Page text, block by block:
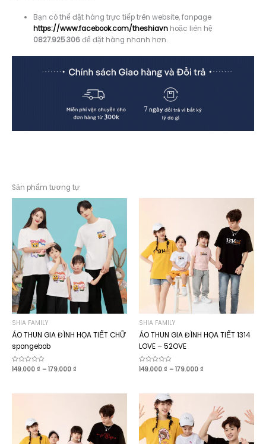
Bạn có thể đặt hàng trực tiếp trên website, fanpage
https://www.facebook.com/theshiavnhoặc liên hệ
0827.925.306để đặt hàng nhanh hơn.
Sản phẩm tương tự
SHIA FAMILY
ÁO THUN GIA ĐÌNH HỌA TIẾT CHỮ
spongebob
Được
149.000 ₫ – 179.000 ₫
149.000 ₫
179.000 ₫
SHIA FAMILY
ÁO THUN GIA ĐÌNH HỌA TIẾT 1314
LOVE – 52OVE
Được
149.000 ₫ – 179.000 ₫
149.000 ₫
179.000 ₫